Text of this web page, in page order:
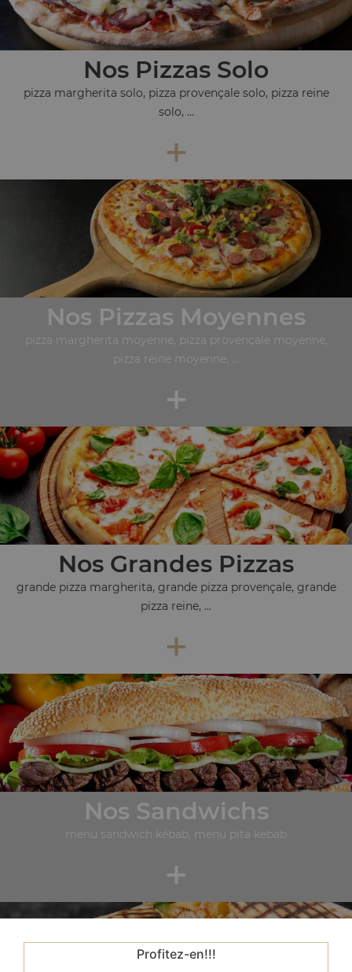
Nos Pizzas Solo
pizza margherita solo, pizza provençale solo, pizza reine
solo, ...
+
Nos Pizzas Moyennes
pizza margherita moyenne, pizza provençale moyenne,
pizza reine moyenne, ...
+
Nos Grandes Pizzas
grande pizza margherita, grande pizza provençale, grande
pizza reine, ...
+
Nos Sandwichs
menu sandwich kébab, menu pita kebab
+
Profitez-en!!!